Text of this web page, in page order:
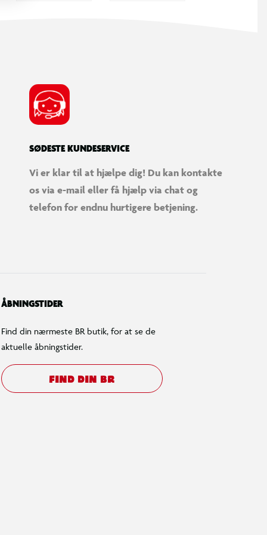
SØDESTE KUNDESERVICE
Vi er klar til at hjælpe dig! Du kan kontakte
os via e-mail eller få hjælp via chat og
telefon for endnu hurtigere betjening.
ÅBNINGSTIDER
Find din nærmeste BR butik, for at se de
aktuelle åbningstider.
FIND DIN BR